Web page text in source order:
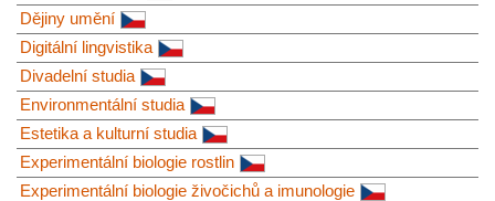
Dějiny umění
Digitální lingvistika
Divadelní studia
Environmentální studia
Estetika a kulturní studia
Experimentální biologie rostlin
Experimentální biologie živočichů a imunologie